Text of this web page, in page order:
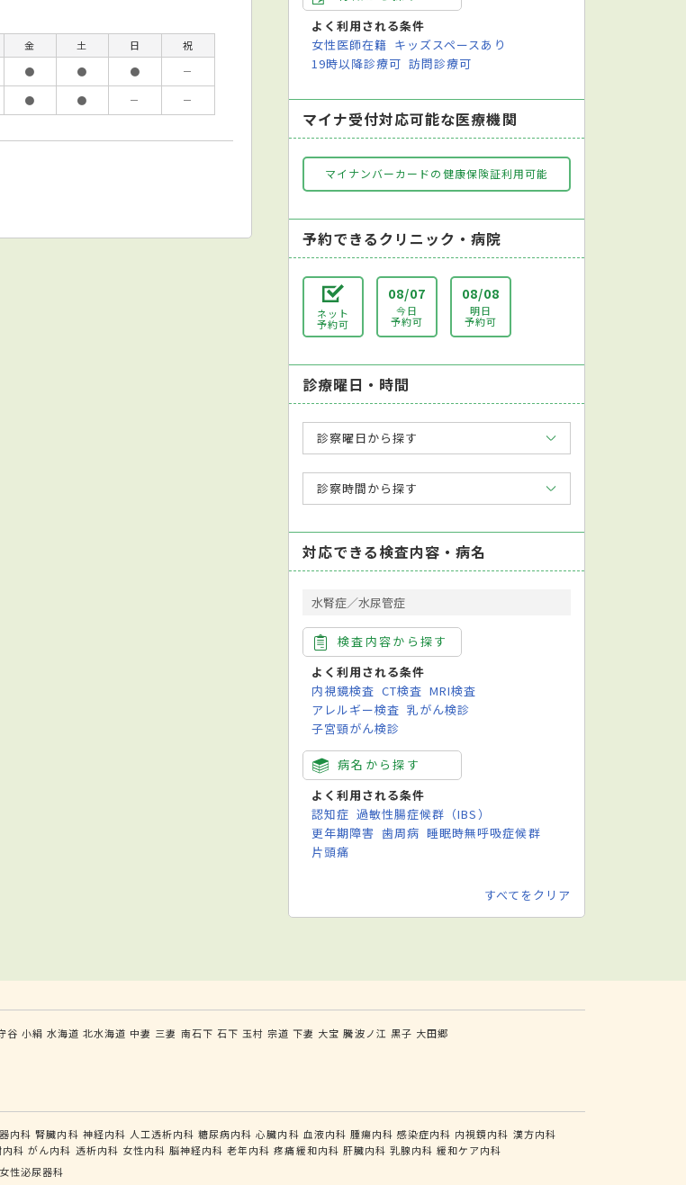
金 土 日
祝
● ● ●
－
● ● － －
よく利用される条件
女性医師在籍 キッズスペースあり
19時以降診療可 訪問診療可
マイナ受付対応可能な医療機関
マイナンバーカードの健康保険証利用可能
予約できるクリニック・病院
ネット
予約可
08/07
今日
予約可
08/08
明日
予約可
診療曜日・時間
診察曜日から探す
診察時間から探す
対応できる検査内容・病名
水腎症／水尿管症
検査内容から探す
よく利用される条件
内視鏡検査 CT検査 MRI検査
アレルギー検査 乳がん検診
子宮頸がん検診
病名から探す
よく利用される条件
認知症 過敏性腸症候群（IBS）
更年期障害 歯周病 睡眠時無呼吸症候群
片頭痛
すべてをクリア
谷 小絹 水海道 北水海道 中妻 三妻 南石下 石下 玉村 宗道 下妻 大宝 騰波ノ江 黒子 大田郷
内科 腎臓内科 神経内科 人工透析内科 糖尿病内科 心臓内科 血液内科 腫瘍内科 感染症内科 内視鏡内科 漢方内科
科 がん内科 透析内科 女性内科 脳神経内科 老年内科 疼痛緩和内科 肝臓内科 乳腺内科 緩和ケア内科
女性泌尿器科